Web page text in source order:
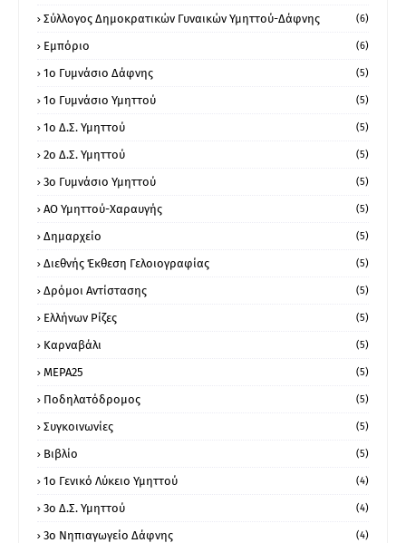
Σύλλογος Δημοκρατικών Γυναικών Υμηττού-Δάφνης (6)
Εμπόριο (6)
1ο Γυμνάσιο Δάφνης (5)
1ο Γυμνάσιο Υμηττού (5)
1ο Δ.Σ. Υμηττού (5)
2ο Δ.Σ. Υμηττού (5)
3ο Γυμνάσιο Υμηττού (5)
ΑΟ Υμηττού-Χαραυγής (5)
Δημαρχείο (5)
Διεθνής Έκθεση Γελοιογραφίας (5)
Δρόμοι Αντίστασης (5)
Ελλήνων Ρίζες (5)
Καρναβάλι (5)
ΜΕΡΑ25 (5)
Ποδηλατόδρομος (5)
Συγκοινωνίες (5)
Βιβλίο (5)
1ο Γενικό Λύκειο Υμηττού (4)
3ο Δ.Σ. Υμηττού (4)
3ο Νηπιαγωγείο Δάφνης (4)